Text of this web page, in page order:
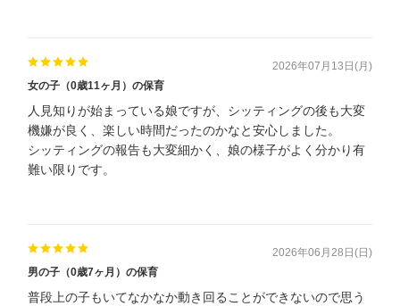
2026年07月13日(月)
女の子（0歳11ヶ月）の保育
人見知りが始まっている娘ですが、シッティングの後も大変
機嫌が良く、楽しい時間だったのかなと安心しました。
シッティングの報告も大変細かく、娘の様子がよく分かり有
難い限りです。
2026年06月28日(日)
男の子（0歳7ヶ月）の保育
普段上の子もいてなかなか動き回ることができないので思う